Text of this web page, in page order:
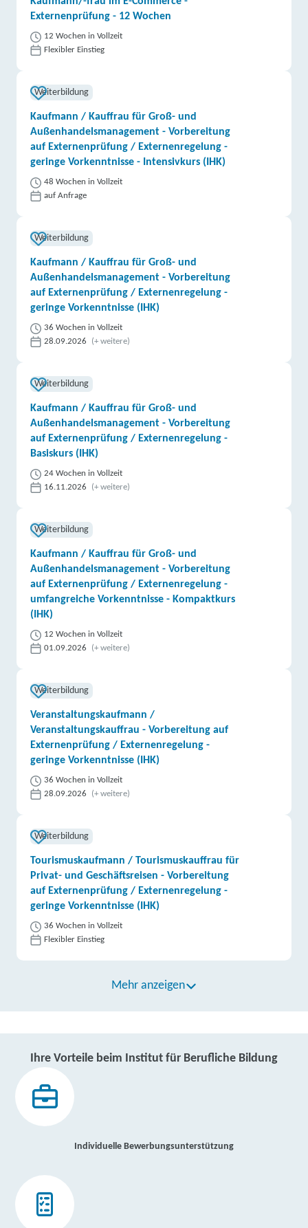
Externenprüfung - 12 Wochen
12 Wochen in Vollzeit
Flexibler Einstieg
Weiterbildung
Kaufmann / Kauffrau für Groß- und
Außenhandelsmanagement - Vorbereitung
auf Externenprüfung / Externenregelung -
geringe Vorkenntnisse - Intensivkurs (IHK)
48 Wochen in Vollzeit
auf Anfrage
Weiterbildung
Kaufmann / Kauffrau für Groß- und
Außenhandelsmanagement - Vorbereitung
auf Externenprüfung / Externenregelung -
geringe Vorkenntnisse (IHK)
36 Wochen in Vollzeit
28.09.2026
(+ weitere)
Weiterbildung
Kaufmann / Kauffrau für Groß- und
Außenhandelsmanagement - Vorbereitung
auf Externenprüfung / Externenregelung -
Basiskurs (IHK)
24 Wochen in Vollzeit
16.11.2026
(+ weitere)
Weiterbildung
Kaufmann / Kauffrau für Groß- und
Außenhandelsmanagement - Vorbereitung
auf Externenprüfung / Externenregelung -
umfangreiche Vorkenntnisse - Kompaktkurs
(IHK)
12 Wochen in Vollzeit
01.09.2026
(+ weitere)
Weiterbildung
Veranstaltungskaufmann /
Veranstaltungskauffrau - Vorbereitung auf
Externenprüfung / Externenregelung -
geringe Vorkenntnisse (IHK)
36 Wochen in Vollzeit
28.09.2026
(+ weitere)
Weiterbildung
Tourismuskaufmann / Tourismuskauffrau für
Privat- und Geschäftsreisen - Vorbereitung
auf Externenprüfung / Externenregelung -
geringe Vorkenntnisse (IHK)
36 Wochen in Vollzeit
Flexibler Einstieg
Mehr anzeigen
Ihre Vorteile beim Institut für Berufliche Bildung
Individuelle Bewerbungsunterstützung